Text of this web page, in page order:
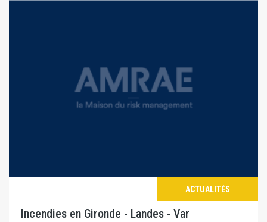
ACTUALITÉS
Incendies en Gironde - Landes - Var